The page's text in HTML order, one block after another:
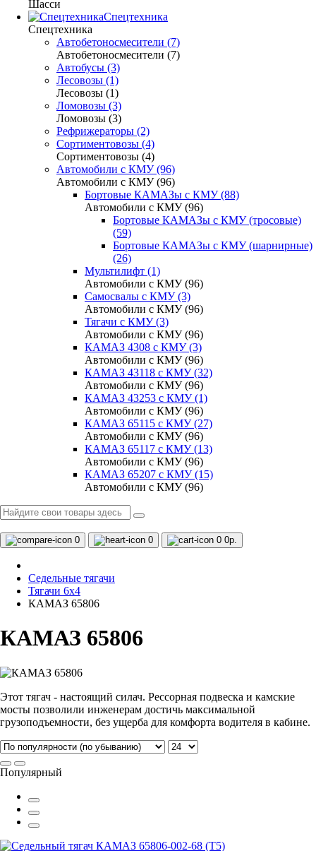
Шасси
Спецтехника
Спецтехника
Автобетоносмесители (7)
Автобетоносмесители (7)
Автобусы (3)
Лесовозы (1)
Лесовозы (1)
Ломовозы (3)
Ломовозы (3)
Рефрижераторы (2)
Сортиментовозы (4)
Сортиментовозы (4)
Автомобили с КМУ (96)
Автомобили с КМУ (96)
Бортовые КАМАЗы с КМУ (88)
Автомобили с КМУ (96)
Бортовые КАМАЗы с КМУ (тросовые)
(59)
Бортовые КАМАЗы с КМУ (шарнирные)
(26)
Мультилифт (1)
Автомобили с КМУ (96)
Самосвалы с КМУ (3)
Автомобили с КМУ (96)
Тягачи с КМУ (3)
Автомобили с КМУ (96)
КАМАЗ 4308 c КМУ (3)
Автомобили с КМУ (96)
КАМАЗ 43118 с КМУ (32)
Автомобили с КМУ (96)
КАМАЗ 43253 с КМУ (1)
Автомобили с КМУ (96)
КАМАЗ 65115 с КМУ (27)
Автомобили с КМУ (96)
КАМАЗ 65117 с КМУ (13)
Автомобили с КМУ (96)
КАМАЗ 65207 с КМУ (15)
Автомобили с КМУ (96)
0 0 0 0р.
Седельные тягачи
Тягачи 6x4
КАМАЗ 65806
КАМАЗ 65806
Этот тягач - настоящий силач. Рессорная подвеска и камские
мосты позволили инженерам достичь максимальной
грузоподъемности, без ущерба для комфорта водителя в кабине.
Популярный